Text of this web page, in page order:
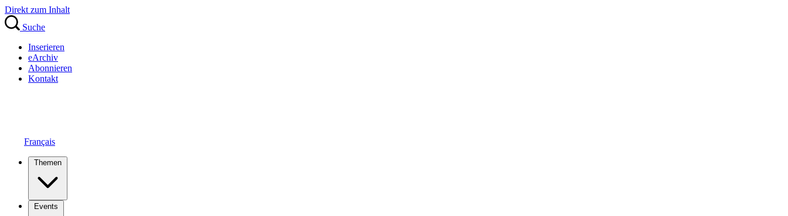
Direkt zum Inhalt
Suche
Inserieren
eArchiv
Abonnieren
Kontakt
Français
Themen
Events